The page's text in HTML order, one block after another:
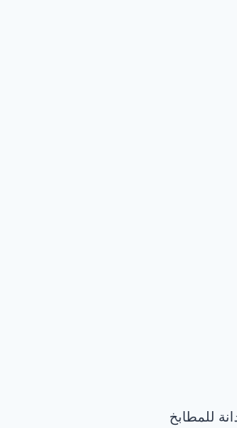
للمطابخ